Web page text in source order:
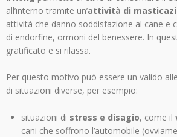
all’interno tramite un’attività di
attività che danno soddisfazione al cane e
di endorfine, ormoni del benessere. In
gratificato e si rilassa.
Per questo motivo può essere un valido
di situazioni diverse, per esempio:
situazioni di stress e disagio, come il
cani che soffrono l’automobile